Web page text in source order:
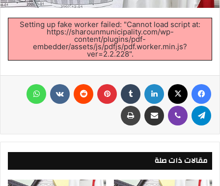
Setting up fake worker failed: "Cannot load script at:
https://sharounmunicipality.com/wp-
content/plugins/pdf-
embedder/assets/js/pdfjs/pdf.worker.min.js?
ver=2.2.228".
مقالات ذات صلة